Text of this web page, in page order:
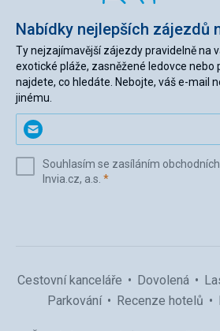
Nabídky nejlepších zájezdů
Ty nejzajímavější zájezdy pravidelně na
exotické pláže, zasněžené ledovce nebo
najdete, co hledáte. Nebojte, váš e-mail
jinému.
Zadejte
svůj
(povinné)
Souhlasím se zasíláním
Invia.cz, a.s. *(povinné)
Cestovní kanceláře Dovolená
Parkování
Recenze hotelů